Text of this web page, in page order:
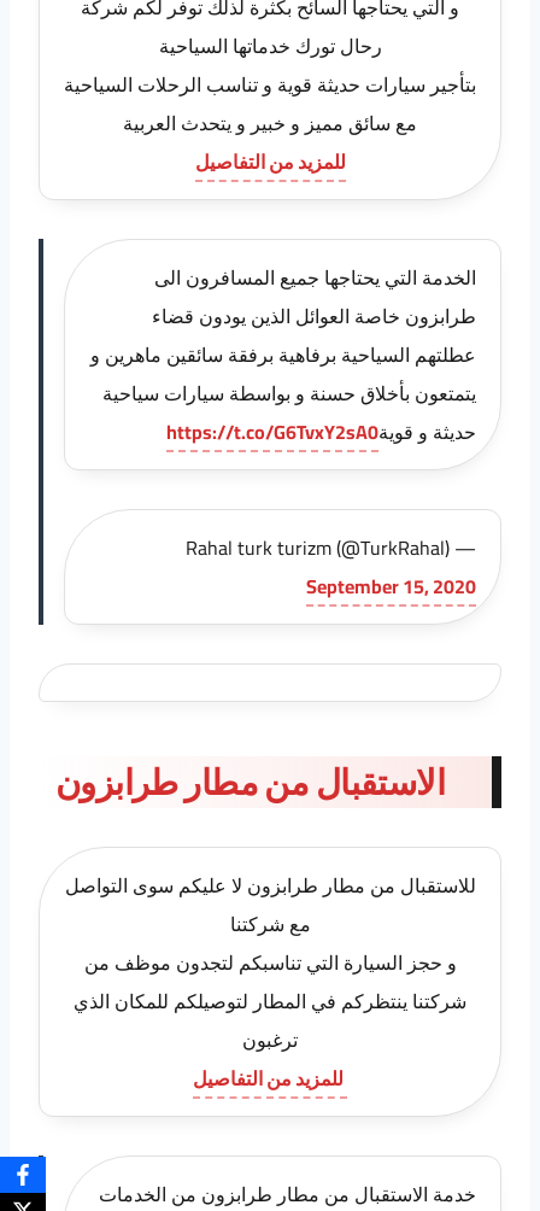
و التي يحتاجها السائح بكثرة لذلك توفر لكم شركة
رحال تورك خدماتها السياحية
بتأجير سيارات حديثة قوية و تناسب الرحلات السياحية
مع سائق مميز و خبير و يتحدث العربية
للمزيد من التفاصيل
الخدمة التي يحتاجها جميع المسافرون الى
طرابزون خاصة العوائل الذين يودون قضاء
عطلتهم السياحية برفاهية برفقة سائقين ماهرين و
يتمتعون بأخلاق حسنة و بواسطة سيارات سياحية
حديثة و قويةhttps://t.co/G6TvxY2sA0
— Rahal turk turizm (@TurkRahal)
September 15, 2020
الاستقبال من مطار طرابزون
للاستقبال من مطار طرابزون لا عليكم سوى التواصل
مع شركتنا
و حجز السيارة التي تناسبكم لتجدون موظف من
شركتنا ينتظركم في المطار لتوصيلكم للمكان الذي
ترغبون
للمزيد من التفاصيل
خدمة الاستقبال من مطار طرابزون من الخدمات